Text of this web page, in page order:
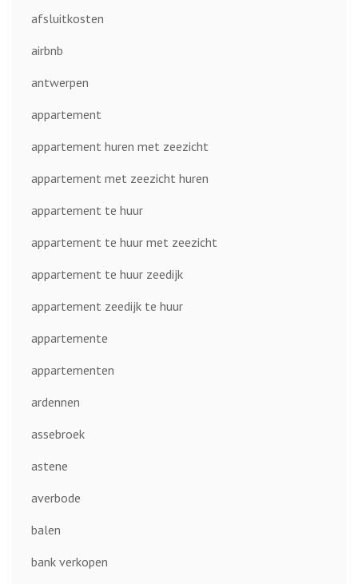
afsluitkosten
airbnb
antwerpen
appartement
appartement huren met zeezicht
appartement met zeezicht huren
appartement te huur
appartement te huur met zeezicht
appartement te huur zeedijk
appartement zeedijk te huur
appartemente
appartementen
ardennen
assebroek
astene
averbode
balen
bank verkopen